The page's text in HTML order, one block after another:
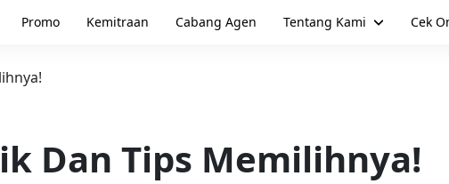
Promo Kemitraan Cabang Agen Tentang Kami Cek
Dan Tips Memilihnya!